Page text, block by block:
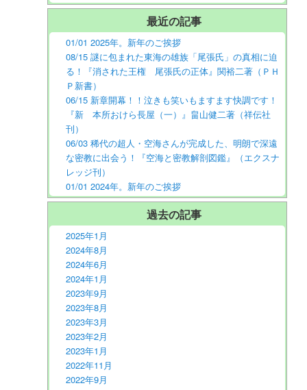
最近の記事
01/01 2025年。新年のご挨拶
08/15 謎に包まれた東海の雄族「尾張氏」の真相に迫
る！『消された王権 尾張氏の正体』関裕二著（ＰＨ
Ｐ新書）
06/15 新章開幕！！泣きも笑いもますます快調です！
『新 本所おけら長屋（一）』畠山健二著（祥伝社
刊）
06/03 稀代の超人・空海さんが完成した、明朗で深遠
な密教に出会う！『空海と密教解剖図鑑』（エクスナ
レッジ刊）
01/01 2024年。新年のご挨拶
過去の記事
2025年1月
2024年8月
2024年6月
2024年1月
2023年9月
2023年8月
2023年3月
2023年2月
2023年1月
2022年11月
2022年9月